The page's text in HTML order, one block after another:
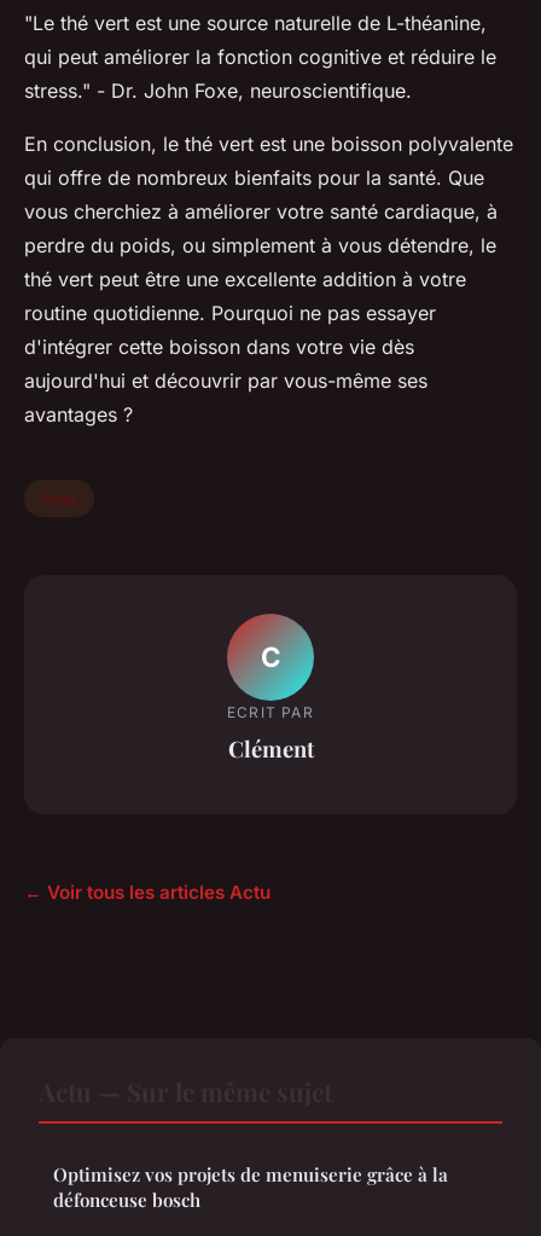
"Le thé vert est une source naturelle de L-théanine,
qui peut améliorer la fonction cognitive et réduire le
stress." - Dr. John Foxe, neuroscientifique.
En conclusion, le thé vert est une boisson polyvalente
qui offre de nombreux bienfaits pour la santé. Que
vous cherchiez à améliorer votre santé cardiaque, à
perdre du poids, ou simplement à vous détendre, le
thé vert peut être une excellente addition à votre
routine quotidienne. Pourquoi ne pas essayer
d'intégrer cette boisson dans votre vie dès
aujourd'hui et découvrir par vous-même ses
avantages ?
Actu
C
ECRIT PAR
Clément
← Voir tous les articles Actu
Optimisez vos projets de menuiserie grâce à la
défonceuse bosch